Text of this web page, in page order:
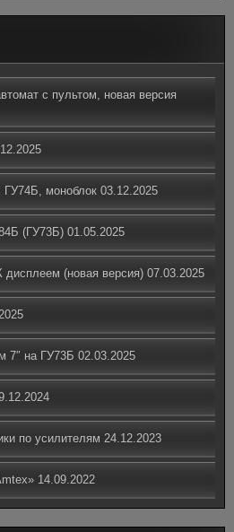
с пультом, новая версия
ГУ74Б, моноблок 03.12.2025
(ГУ73Б) 01.05.2025
(новая версия) 07.03.2025
7″ на ГУ73Б 02.03.2025
по усилителям 24.12.2023
14.09.2022